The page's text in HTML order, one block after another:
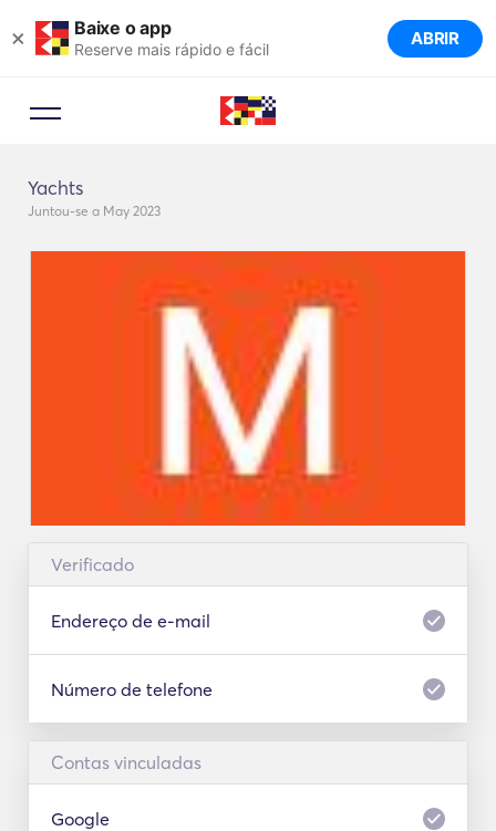
× Baixe o app
Reserve mais rápido e fácil ABRIR
Yachts
Juntou-se a May 2023
Verificado
Endereço de e-mail
Número de telefone
Contas vinculadas
Google